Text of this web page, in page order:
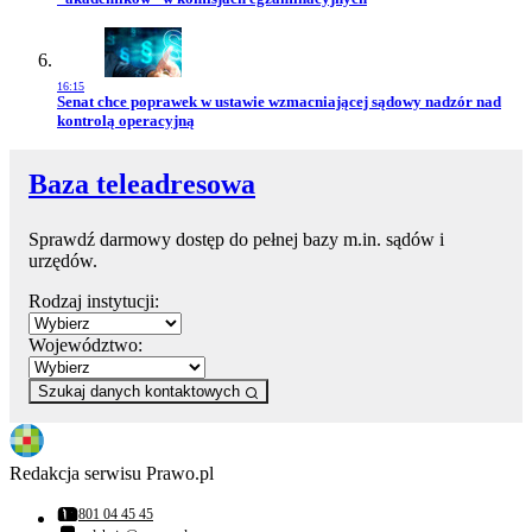
16:15
Przejdź do artykułu:
Senat chce poprawek w ustawie wzmacniającej sądowy nadzór nad
kontrolą operacyjną
Baza teleadresowa
Sprawdź darmowy dostęp do pełnej bazy m.in. sądów i
urzędów.
Rodzaj instytucji:
Województwo:
Szukaj danych kontaktowych
Redakcja serwisu Prawo.pl
Numer telefonu:
801 04 45 45